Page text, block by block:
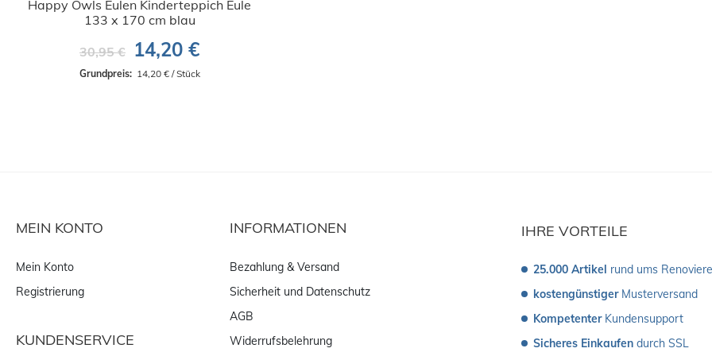
Happy Owls Eulen Kinderteppich Eule
133 x 170 cm blau
30,95 € 14,20 €
Grundpreis: 14,20 € / Stück
IHRE VORTEILE
25.000 Artikel rund ums
kostengünstiger Musterversand
Kompetenter Kundensupport
Sicheres Einkaufen durch SSL
MEIN KONTO
Mein Konto
Registrierung
KUNDENSERVICE
INFORMATIONEN
Bezahlung & Versand
Sicherheit und Datenschutz
AGB
Widerrufsbelehrung